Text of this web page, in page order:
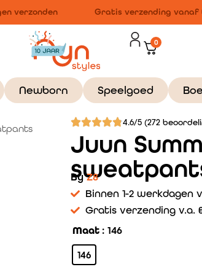
verzonden Gratis verzending vanaf
0
Newborn Speelgoed
4.6/5 (272
Juun
ByZ8
Binnen 1-2 werkdagen
Gratis verzending v.a.
Maat : 146
146